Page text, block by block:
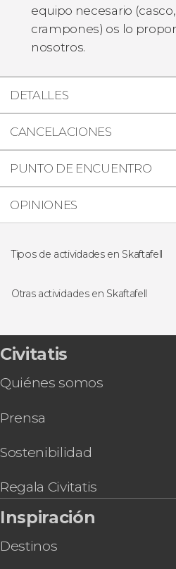
equipo necesario
crampones) os lo
nosotros.
DETALLES
CANCELACIONES
PUNTO DE ENCUENTRO
OPINIONES
Tipos de actividades en Skaftafell
Otras actividades en Skaftafell
Civitatis
Quiénes somos
Prensa
Sostenibilidad
Regala Civitatis
Inspiración
Destinos